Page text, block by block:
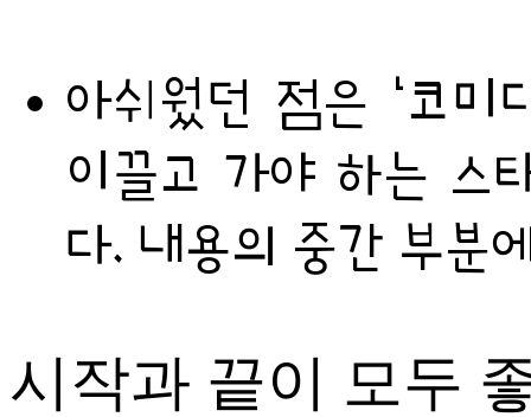
아쉬웠던 점은 ‘코미
이끌고 가야 하는 스
다. 내용의 중간 부분
시작과 끝이 모두